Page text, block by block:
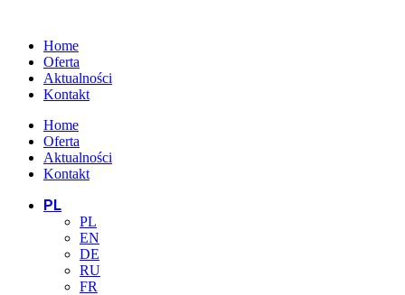
Home
Oferta
Aktualności
Kontakt
Home
Oferta
Aktualności
Kontakt
PL
PL
EN
DE
RU
FR